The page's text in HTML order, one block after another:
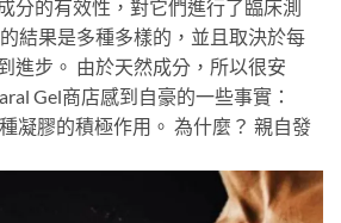
分的有效性，對它們進行了臨床測
結果是多種多樣的，並且取決於每
進步。 由於天然成分，所以很安
Gel商店感到自豪的一些事實：
凝膠的積極作用。 為什麼？ 親自發